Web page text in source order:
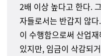
2배 이상 높다고 한다.
자들로서는 반갑지 않
이 수행함으로써 산업
있지만, 임금이 삭감되